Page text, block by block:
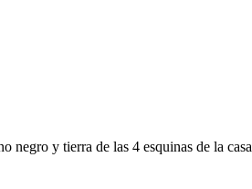
negro y tierra de las 4 esquinas de la casa